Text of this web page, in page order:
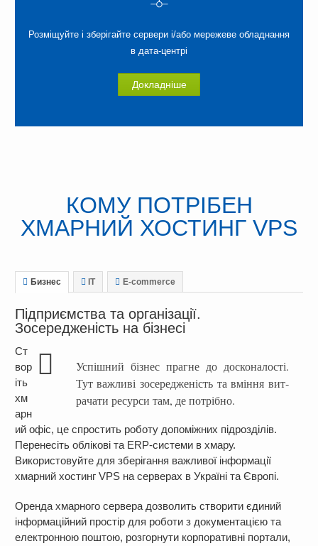
Розміщуйте і зберігайте сервери і/або мережеве обладнання
в дата-центрі
Докладніше
КОМУ ПОТРІБЕН
ХМАРНИЙ ХОСТИНГ VPS
Бизнес IT E-commerce
Підприємства та організації.
Зосередженість на бізнесі
Успіш­ний біз­нес праг­не до дос­ко­на­лос­ті.
Тут важ­ли­ві зо­се­ре­дже­ність та вмін­ня вит­
ра­ча­ти ре­сур­си там, де пот­ріб­но.
Ст
вор
іть
хм
арн
ий офіс, це спростить роботу допоміжних підрозділів.
Перенесіть облікові та ERP-системи в хмару.
Використовуйте для зберігання важливої інформації
хмарний хостинг VPS на серверах в Україні та Європі.
Оренда хмарного сервера дозволить створити єдиний
інформаційний простір для роботи з документацією та
електронною поштою, розгорнути корпоративні портали,